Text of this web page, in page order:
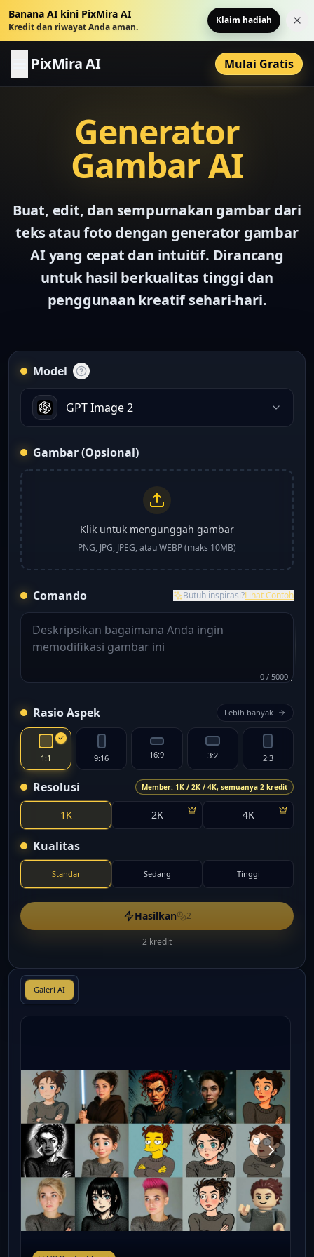
Banana AI kini PixMira AI
Kredit dan riwayat Anda aman.
Klaim hadiah
PixMira AI Mulai Gratis
Generator
Gambar AI
Buat, edit, dan sempurnakan gambar dari
teks atau foto dengan generator gambar
AI yang cepat dan intuitif. Dirancang
untuk hasil berkualitas tinggi dan
penggunaan kreatif sehari-hari.
Model
GPT Image 2
Gambar (Opsional)
Klik untuk mengunggah gambar
PNG, JPG, JPEG, atau WEBP (maks 10MB)
Comando Butuh inspirasi?Lihat Contoh
0 / 5000
Rasio Aspek Lebih banyak
1:1 9:16 16:9 3:2 2:3
Resolusi Member: 1K / 2K / 4K, semuanya 2 kredit
1K 2K 4K
Kualitas
Standar Sedang Tinggi
Hasilkan 2
2 kredit
Galeri AI